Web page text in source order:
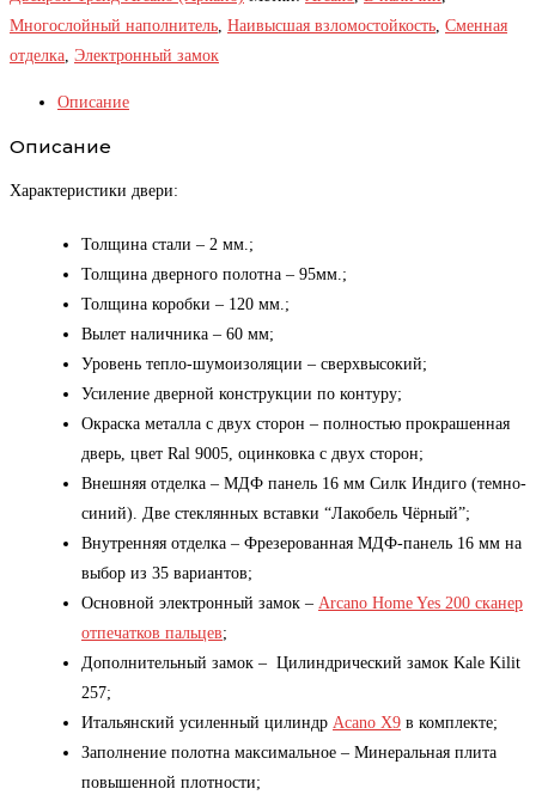
Многослойный наполнитель Наивысшая взломостойкость Сменная
отделка Электронный замок
Описание
Описание
Характеристики двери:
Толщина стали – 2 мм.;
Толщина дверного полотна – 95мм.;
Толщина коробки – 120 мм.;
Вылет наличника – 60 мм;
Уровень тепло-шумоизоляции – сверхвысокий;
Усиление дверной конструкции по контуру;
Окраска металла с двух сторон – полностью прокрашенная
дверь, цвет Ral 9005, оцинковка с двух сторон;
Внешняя отделка – МДФ панель 16 мм Силк Индиго (темно-
синий). Две стеклянных вставки “Лакобель Чёрный”;
Внутренняя отделка – Фрезерованная МДФ-панель 16 мм на
выбор из 35 вариантов;
Основной электронный замок – Arcano Home Yes 200 сканер
отпечатков пальцев;
Дополнительный замок – Цилиндрический замок Kale Kilit
257;
Итальянский усиленный цилиндр Acano X9 в комплекте;
Заполнение полотна максимальное – Минеральная плита
повышенной плотности;